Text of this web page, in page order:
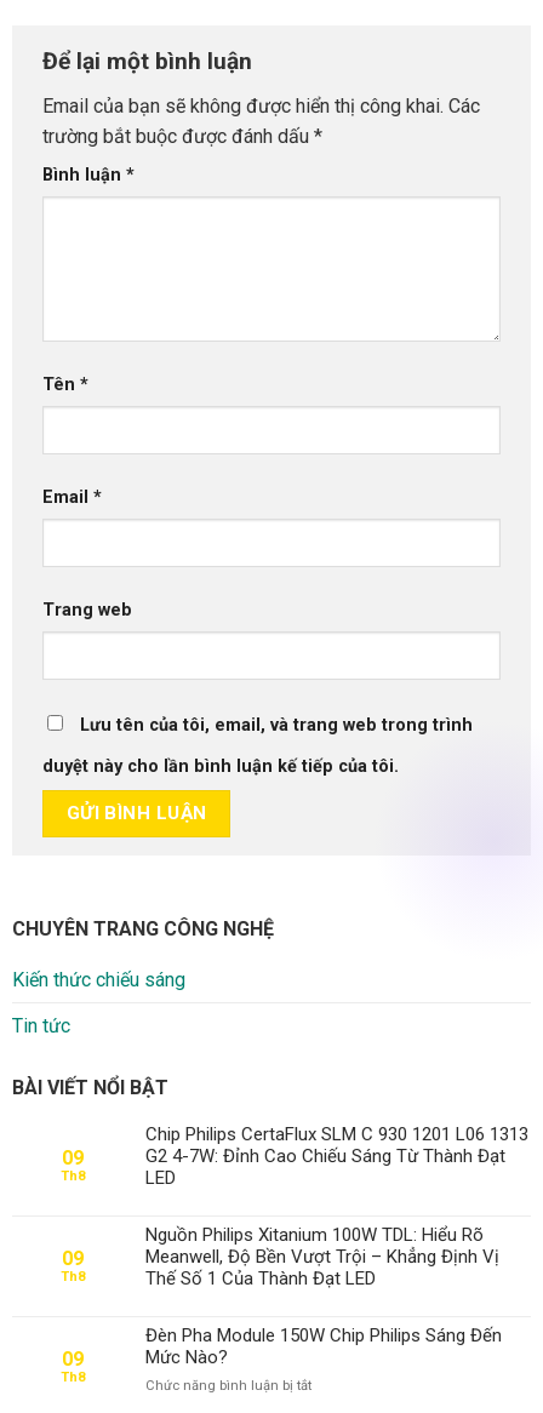
Để lại một bình luận
Email của bạn sẽ không được hiển thị công khai. Các
trường bắt buộc được đánh dấu *
Bình luận *
Tên *
Email *
Trang web
Lưu tên của tôi, email, và trang web trong trình
duyệt này cho lần bình luận kế tiếp của tôi.
CHUYÊN TRANG CÔNG NGHỆ
Kiến thức chiếu sáng
Tin tức
BÀI VIẾT NỔI BẬT
09
Th8
Chip Philips CertaFlux SLM C 930 1201 L06 1313
G2 4-7W: Đỉnh Cao Chiếu Sáng Từ Thành Đạt
LED
09
Th8
Nguồn Philips Xitanium 100W TDL: Hiểu Rõ
Meanwell, Độ Bền Vượt Trội – Khẳng Định Vị
Thế Số 1 Của Thành Đạt LED
09
Th8
Đèn Pha Module 150W Chip Philips Sáng Đến
Mức Nào?
Chức năng bình luận bị tắtở